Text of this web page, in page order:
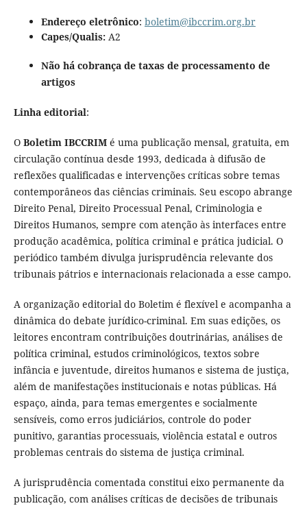
Endereço eletrônico: boletim@ibccrim.org.br
Capes/Qualis:A2
Não há cobrança de taxas de processamento de
artigos
Linha editorial:
O Boletim IBCCRIMé uma publicação mensal, gratuita, em
circulação contínua desde 1993, dedicada à difusão de
reflexões qualificadas e intervenções críticas sobre temas
contemporâneos das ciências criminais. Seu escopo abrange
Direito Penal, Direito Processual Penal, Criminologia e
Direitos Humanos, sempre com atenção às interfaces entre
produção acadêmica, política criminal e prática judicial. O
periódico também divulga jurisprudência relevante dos
tribunais pátrios e internacionais relacionada a esse campo.
A organização editorial do Boletim é flexível e acompanha a
dinâmica do debate jurídico-criminal. Em suas edições, os
leitores encontram contribuições doutrinárias, análises de
política criminal, estudos criminológicos, textos sobre
infância e juventude, direitos humanos e sistema de justiça,
além de manifestações institucionais e notas públicas. Há
espaço, ainda, para temas emergentes e socialmente
sensíveis, como erros judiciários, controle do poder
punitivo, garantias processuais, violência estatal e outros
problemas centrais do sistema de justiça criminal.
A jurisprudência comentada constitui eixo permanente da
publicação, com análises críticas de decisões de tribunais